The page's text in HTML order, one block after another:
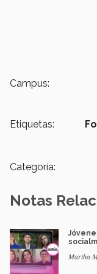
Campus:
Etiquetas:
Categoría:
Notas
Martha